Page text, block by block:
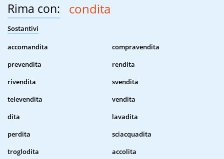
Rima con: condita
Sostantivi
accomandita
compravendita
prevendita
rendita
rivendita
svendita
televendita
vendita
dita
lavadita
perdita
sciacquadita
troglodita
accolita